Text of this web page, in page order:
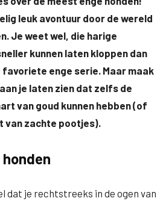
leuk avontuur door de wereld
Je weet wel, die harige
kunnen laten kloppen dan
favoriete enge serie. Maar maak
je laten zien dat zelfs de
van goud kunnen hebben (of
van zachte pootjes).
dat je rechtstreeks in de ogen van